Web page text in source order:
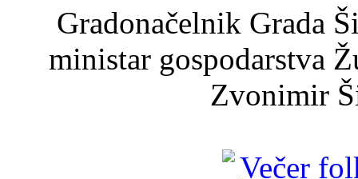
Gradonačelnik Grada
ministar gospodarstva
Zvonimir